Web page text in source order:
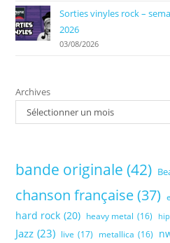
Sorties vinyles rock –
2026
03/08/2026
Archives
Sélectionner un mois
bande originale (42)
chanson française (37)
hard rock (20) heavy metal (16)
Jazz (23) live (17) metallica (16)